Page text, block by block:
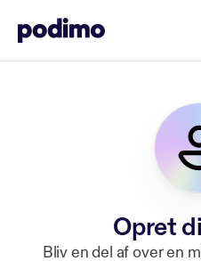
Opret
Bliv en del af over en